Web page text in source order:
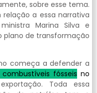
sobre esse tema.
a essa narrativa
Marina Silva e
plano de transformação
começa a defender a
fósseis no
Toda essa